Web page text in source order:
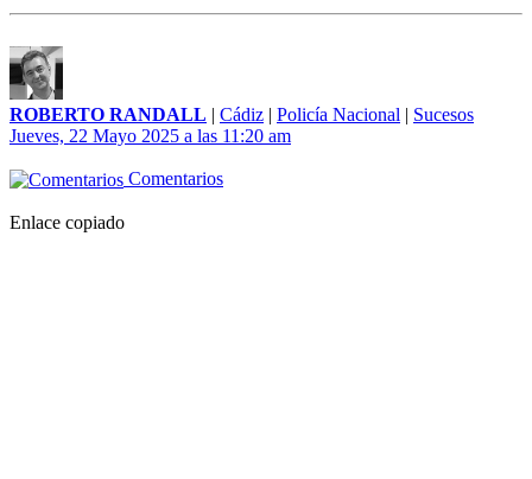
ROBERTO RANDALL | Cádiz | Policía Nacional | Sucesos
Jueves, 22 Mayo 2025 a las 11:20 am
Comentarios
Enlace copiado